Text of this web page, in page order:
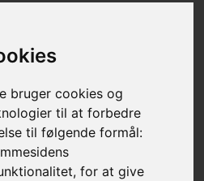
bruger cookies og
til at forbedre
til følgende formål:
,for at give
til at generere suge- eller
applikationer. Disse turbo
og vedligeholdelsesfrie.